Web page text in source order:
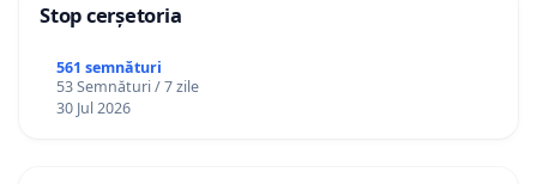
Stop cerșetoria
561 semnături
53 Semnături / 7 zile
30 Jul 2026